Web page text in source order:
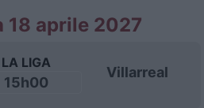
18 aprile 2027
LA LIGA
15h00
Villarreal